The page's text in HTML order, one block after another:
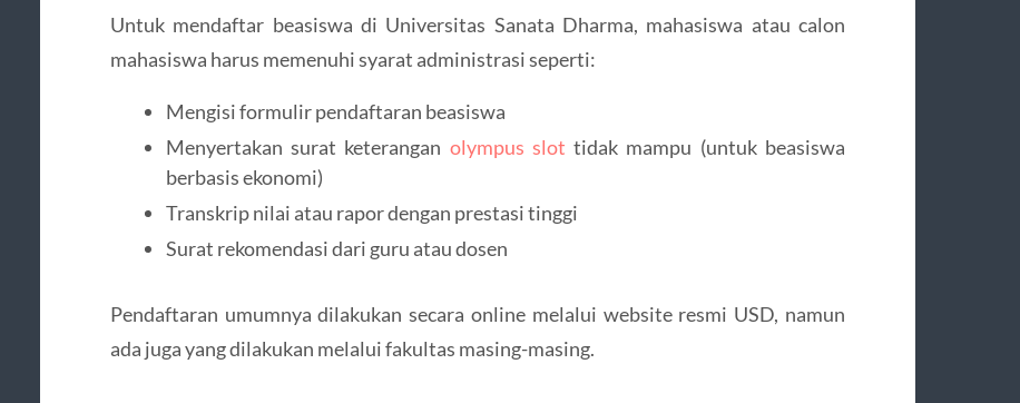
Untuk mendaftar beasiswa di Universitas Sanata Dharma, mahasiswa atau calon
mahasiswa harus memenuhi syarat administrasi seperti:
Mengisi formulir pendaftaran beasiswa
Menyertakan surat keterangan olympus slot tidak mampu (untuk beasiswa
berbasis ekonomi)
Transkrip nilai atau rapor dengan prestasi tinggi
Surat rekomendasi dari guru atau dosen
Pendaftaran umumnya dilakukan secara online melalui website resmi USD, namun
ada juga yang dilakukan melalui fakultas masing-masing.